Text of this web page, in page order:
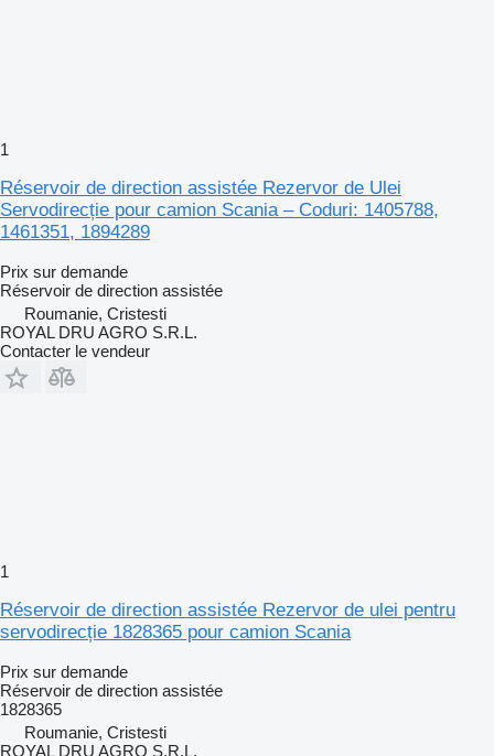
1
Réservoir de direction assistée Rezervor de Ulei
Servodirecție pour camion Scania – Coduri: 1405788,
1461351, 1894289
Prix sur demande
Réservoir de direction assistée
Roumanie, Cristesti
ROYAL DRU AGRO S.R.L.
Contacter le vendeur
1
Réservoir de direction assistée Rezervor de ulei pentru
servodirecție 1828365 pour camion Scania
Prix sur demande
Réservoir de direction assistée
1828365
Roumanie, Cristesti
ROYAL DRU AGRO S.R.L.